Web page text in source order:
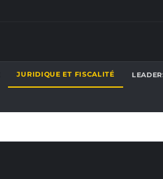
JURIDIQUE ET FISCALITÉ